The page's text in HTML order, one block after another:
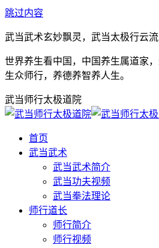
跳过内容
武当武术玄妙飘灵，武当太极行云
世界养生看中国，中国养生属道家
生众师行，养德养智养人生。
武当师行太极道院
首页
武当武术
武当武术简介
武当功夫视频
武当拳法理论
师行道长
师行简介
师行视频